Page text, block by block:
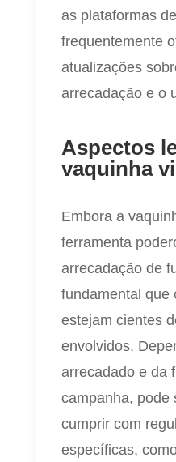
as plataformas
frequentemente
atualizações
arrecadação e o
Aspectos
vaquinha
Embora a
ferramenta
arrecadação de
fundamental que
estejam cientes
envolvidos.
arrecadado e da
campanha, pode
cumprir com
específicas,